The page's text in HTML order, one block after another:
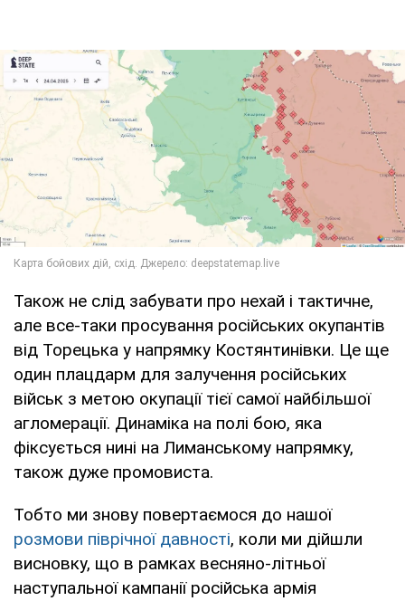
Також не слід забувати про нехай і тактичне,
але все-таки просування російських окупантів
від Торецька у напрямку Костянтинівки. Це ще
один плацдарм для залучення російських
військ з метою окупації тієї самої найбільшої
агломерації. Динаміка на полі бою, яка
фіксується нині на Лиманському напрямку,
також дуже промовиста.
Тобто ми знову повертаємося до нашої
розмови піврічної давності, коли ми дійшли
висновку, що в рамках весняно-літньої
наступальної кампанії російська армія